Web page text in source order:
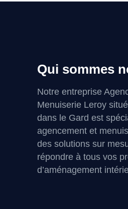
Qui sommes
Notre entreprise
Menuiserie Leroy
dans le Gard est
agencement et
des solutions sur
répondre à tous vos
d’aménagement